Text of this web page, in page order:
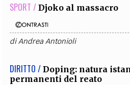
SPORT / Djoko al massacro
diAndrea Antonioli
DIRITTO / Doping: natura
permanenti del reato